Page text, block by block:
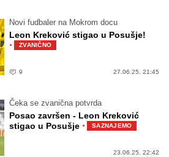
Novi fudbaler na Mokrom docu
Leon Kreković stigao u Posušje!
· ZVANIČNO
9 27.06.25. 21:45
Čeka se zvanična potvrda
Posao završen - Leon Kreković
stigao u Posušje · SAZNAJEMO
23.06.25. 22:42